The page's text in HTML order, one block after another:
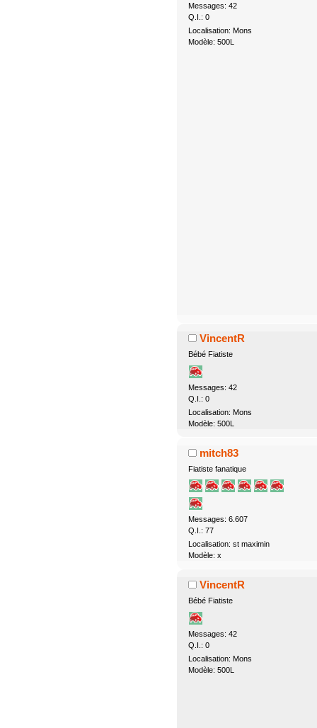
Messages: 42
Q.I.: 0
Localisation: Mons
Modèle: 500L
VincentR
Bébé Fiatiste
Messages: 42
Q.I.: 0
Localisation: Mons
Modèle: 500L
mitch83
Fiatiste fanatique
Messages: 6.607
Q.I.: 77
Localisation: st maximin
Modèle: x
VincentR
Bébé Fiatiste
Messages: 42
Q.I.: 0
Localisation: Mons
Modèle: 500L